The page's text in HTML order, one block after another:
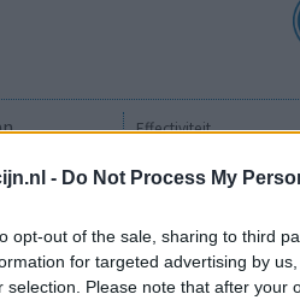
- Do Not Process My
opt-out of the sale, sharing to third
for targeted advertising by
selection. Please note that after your
Effectiviteit
chronische
misselijkheid
lichte
en
mg